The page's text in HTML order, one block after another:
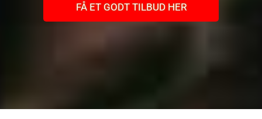
FÅ ET GODT TILBUD HER